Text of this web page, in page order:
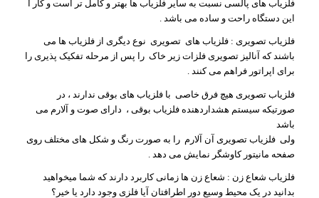
فلزیاب های پالسی نسبت به سایر فلزیاب ها بهتر و کامل تر است و کار ا
این دستگاه راحت و ساده می باشد .
فلزیاب تصویری : فلزیاب های تصویری نوع دیگری از فلزیاب ها می
باشند که آنالیز تصویری فلزات زیر خاک را پس از مرحله تفکیک پذیری را
برای اپراتور فراهم می کنند .
فلزیاب تصویری هیچ فرق خاصی با فلزیاب های بوقی ندارند ، در
صورتیکه سیستم هشداردهنده فلزیاب بوقی ، دارای صوت و آلارم می
باشد
ولی فلزیاب تصویری آن آلارم را به صورت رنگ و شکل های مختلف روی
صفحه مانیتور کاوشگر نمایش می دهد .
فلزیاب شعاع زن : شعاع زن ها زمانی کاربرد دارند که شما میخواهید
بدانید در یک محیط وسیع دور اطرافتان آیا فلزی وجود دارد یا خیر؟